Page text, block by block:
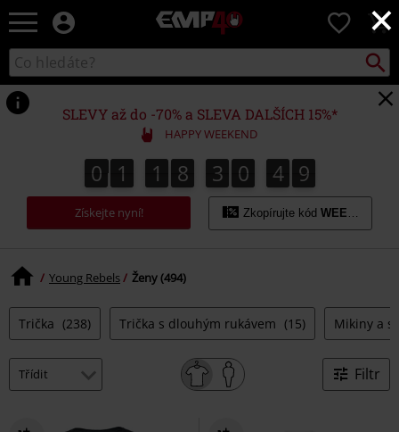
×
EMP
Hudba,
filmy
&
seriály,
Merch
pro
hráče,
Alternativní
móda
0
Katalog
vyhledávání
SLEVY až do -70% a SLEVA DALŠÍCH 15%*
HAPPY WEEKEND
0
0 1
1 1
1 8
8 3
3 0
0 4
5
4 7
8
7
9
8
Získejte nyní! Zkopírujte kód WEEKEND
Young Rebels Ženy (494)
Trička (238) Trička s dlouhým rukávem (15) Mikiny a
Filtr